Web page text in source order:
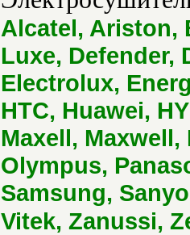
Alcatel, Ariston,
Luxe, Defender,
Electrolux,
HTC, Huawei,
Maxell,
Olympus,
Samsung,
Vitek, Zanussi,